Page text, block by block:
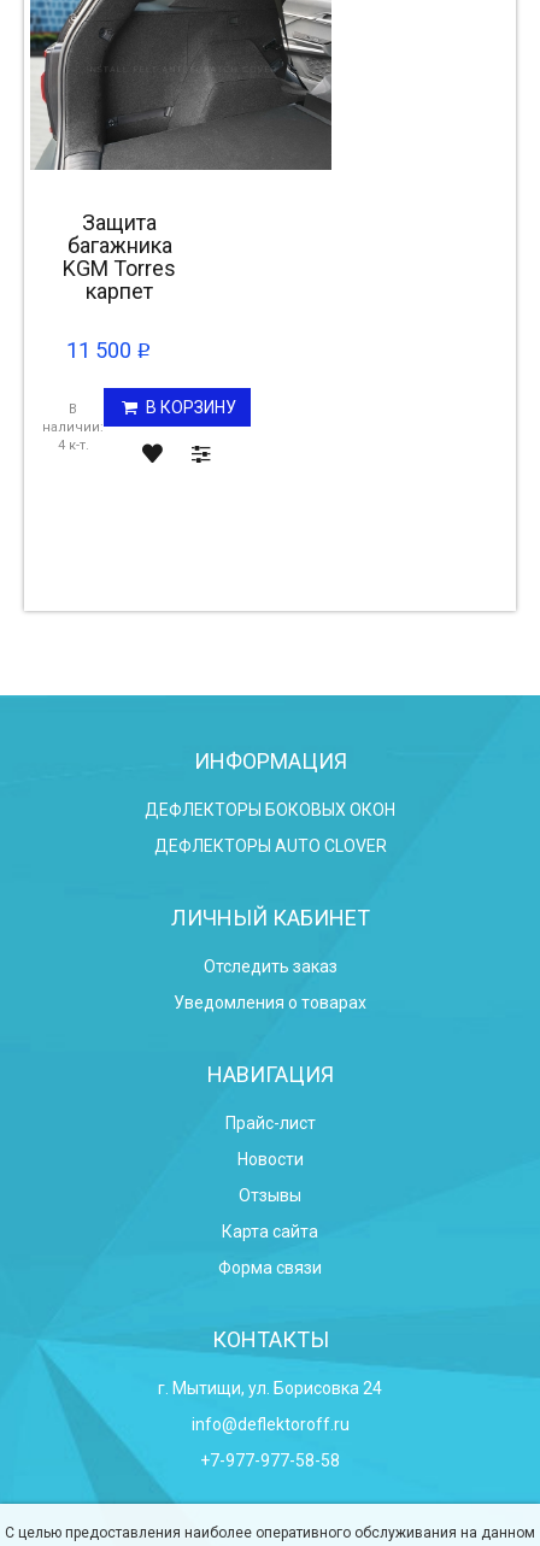
Защита
багажника
KGM Torres
карпет
11 500 p
В
наличии:
4 к-т.
В КОРЗИНУ
ИНФОРМАЦИЯ
ДЕФЛЕКТОРЫ БОКОВЫХ ОКОН
ДЕФЛЕКТОРЫ AUTO CLOVER
ЛИЧНЫЙ КАБИНЕТ
Отследить заказ
Уведомления о товарах
НАВИГАЦИЯ
Прайс-лист
Новости
Отзывы
Карта сайта
Форма связи
КОНТАКТЫ
г. Мытищи, ул. Борисовка 24
info@deflektoroff.ru
+7-977-977-58-58
С целью предоставления наиболее оперативного обслуживания на данном